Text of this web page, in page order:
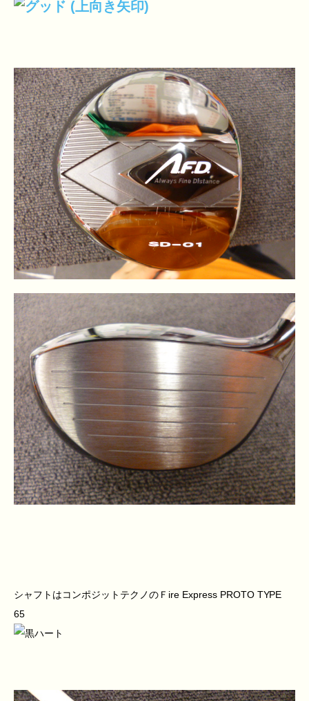
シャフトはコンポジットテクノのＦire Express PROTO TYPE
65